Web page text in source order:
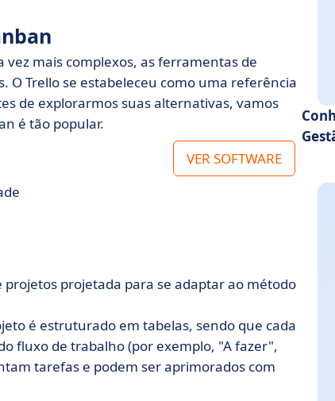
vez mais complexos, as ferramentas de
Trello se estabeleceu como uma referência
de explorarmos suas alternativas, vamos
é tão popular.
VER SOFTWARE
projetada para se adaptar ao método
é estruturado em tabelas, sendo que cada
fluxo de trabalho (por exemplo, "A fazer",
tarefas e podem ser aprimorados com